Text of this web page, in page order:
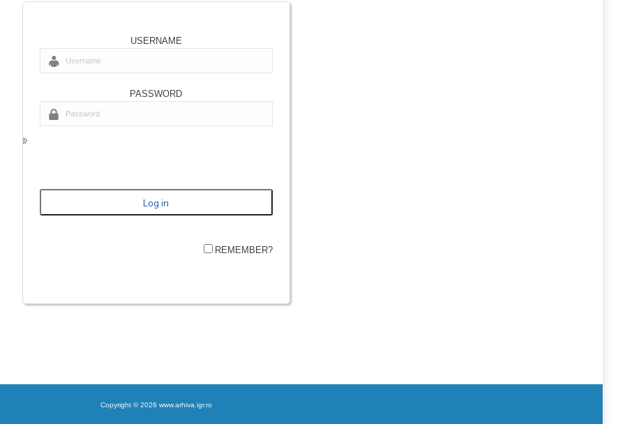
USERNAME
PASSWORD
REMEMBER?
Copyright © 2026 www.arhiva.igr.ro